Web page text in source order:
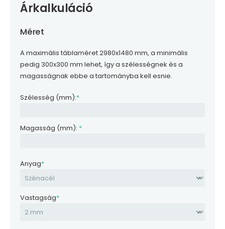
Árkalkuláció
Méret
A maximális táblaméret 2980x1480 mm, a minimális
pedig 300x300 mm lehet, így a szélességnek és a
magasságnak ebbe a tartományba kell esnie.
Szélesség (mm):*
Magasság (mm): *
Anyag*
Vastagság*